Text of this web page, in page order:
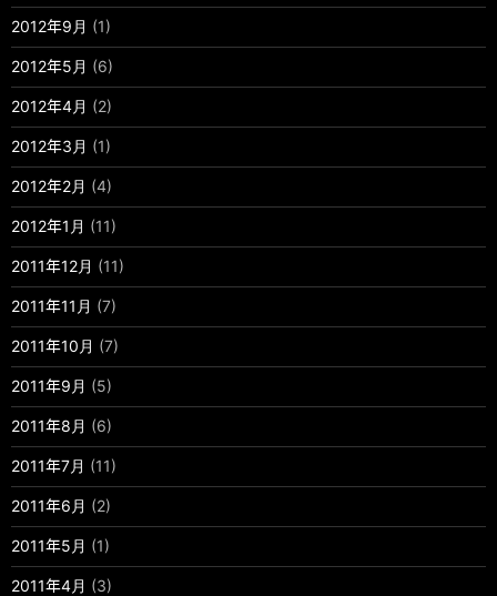
2012年9月 (1)
2012年5月 (6)
2012年4月 (2)
2012年3月 (1)
2012年2月 (4)
2012年1月 (11)
2011年12月 (11)
2011年11月 (7)
2011年10月 (7)
2011年9月 (5)
2011年8月 (6)
2011年7月 (11)
2011年6月 (2)
2011年5月 (1)
2011年4月 (3)